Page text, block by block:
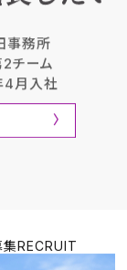
事務所
チーム
4月入社
集RECRUIT